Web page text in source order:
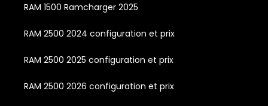
RAM 1500 Ramcharger 2025
RAM 2500 2024 configuration et prix
RAM 2500 2025 configuration et prix
RAM 2500 2026 configuration et prix